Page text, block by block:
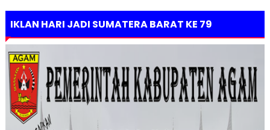
IKLAN HARI JADI SUMATERA BARAT KE 79